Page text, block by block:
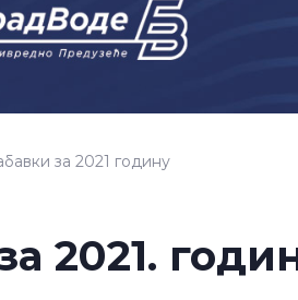
за 2021 годину
2021.